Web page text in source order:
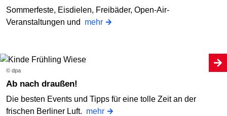
Sommerfeste, Eisdielen, Freibäder, Open-Air-
Veranstaltungen und mehr
© dpa
Ab nach draußen!
Die besten Events und Tipps für eine tolle Zeit an der
frischen Berliner Luft. mehr